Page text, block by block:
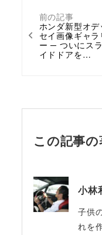
前の記事
ホンダ新型オデ
セイ画像ギャラ
ー ─ ついにスラ
イドドアを…
この記事
小林
子供
れを